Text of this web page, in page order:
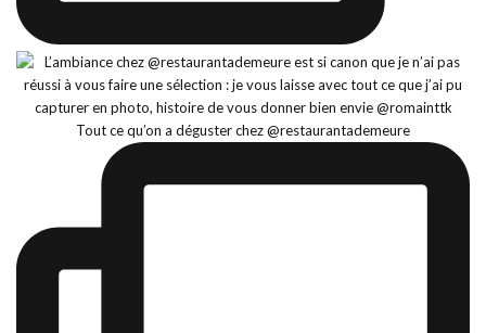
Tout ce qu’on a déguster chez @restaurantademeure